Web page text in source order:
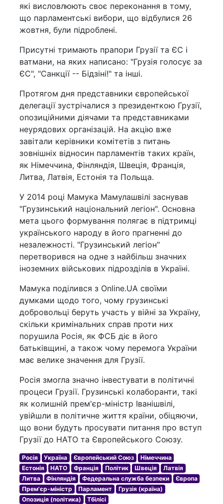
які висловлюють своє переконання в тому,
що парламентські вибори, що відбулися 26
жовтня, були підроблені.
Присутні тримають прапори Грузії та ЄС і
ватмани, на яких написано: "Грузія голосує за
ЄС", "Санкції -- Бідзіні!" та інші.
Протягом дня представники європейської
делегації зустрічалися з президенткою Грузії,
опозиційними діячами та представниками
неурядових організацій. На акцію вже
завітали керівники комітетів з питань
зовнішніх відносин парламентів таких країн,
як Німеччина, Фінляндія, Швеція, Франція,
Литва, Латвія, Естонія та Польща.
У 2014 році Мамука Мамулашвілі заснував
"Грузинський національний легіон". Основна
мета цього формування полягає в підтримці
українського народу в його прагненні до
незалежності. "Грузинський легіон"
перетворився на одне з найбільш значних
іноземних військових підрозділів в Україні.
Мамука поділився з Online.UA своїми
думками щодо того, чому грузинські
добровольці беруть участь у війні за Україну,
скільки кримінальних справ проти них
порушила Росія, як ФСБ діє в його
батьківщині, а також чому перемога України
має велике значення для Грузії.
Росія змогла значно інвестувати в політичні
процеси Грузії. Грузинські колаборанти, такі
як колишній прем'єр-міністр Іванішвілі,
увійшли в політичне життя країни, обіцяючи,
що вони будуть просувати питання про вступ
Грузії до НАТО та Європейського Союзу.
Росія Україна Європейський Союз
Німеччина
Естонія
НАТО Франція Політик Швеція
Латвія
Литва
Фінляндія Федеральна служба безпеки
Європа
Прем'єр-міністр
Парламент
Грузія (країна)
Опозиція (політика)
Тбілісі